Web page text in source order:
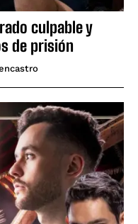
culpable y
de prisión